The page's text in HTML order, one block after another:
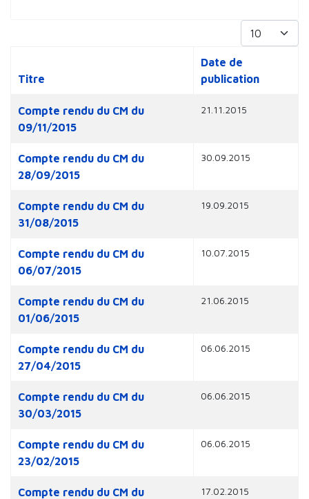
Afficher #
Titre
Date de
publication
Compte rendu du CM du
09/11/2015
21.11.2015
Compte rendu du CM du
28/09/2015
30.09.2015
Compte rendu du CM du
31/08/2015
19.09.2015
Compte rendu du CM du
06/07/2015
10.07.2015
Compte rendu du CM du
01/06/2015
21.06.2015
Compte rendu du CM du
27/04/2015
06.06.2015
Compte rendu du CM du
30/03/2015
06.06.2015
Compte rendu du CM du
23/02/2015
06.06.2015
Compte rendu du CM du
17.02.2015